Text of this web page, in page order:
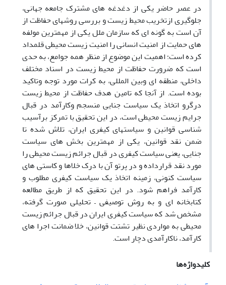
در عصر حاضر یکی از دغدغه های مشترک جامعه جهانی،
جلوگیری ازتخریب محیط زیست و بررسی روشهای حفاظت از
آن است به گونه ای که سازمان ملل یکی از مهمترین مولفه
های حمایت از امنیت انسانی را امنیت زیست محیطی قلمداد
کرده است؛ اهمیت این موضوع از منظر همه جوامع، به حدی
است که ضرورت حفاظت از محیط زیست در اسناد مختلف
داخلی، منطقه ای وبین المللی، به کرات مورد توجه وتاکید
بوده است. از آنجا که تامین هدف حفاظت از محیط زیست
درگرو اتخاذ یک سیاست جنایی منسجم وکارآمد در قبال
جرایم زیست محیطی است، در این تحقیق با تمرکز برآسیب
شناسی قوانین و سیاستهای کیفری ایران، تلاش شده تا
ضمن نقد قوانین، یکی از مهمترین بخش های سیاست
جنایی، یعنی سیاست کیفری در قبال جرائم زیست محیطی را
مورد نقد قرارداده و در پرتو آن با درک خلاها و کاستی های
سیاست کنونی، زمینه اتخاذ یک سیاست کیفری مطلوب و
کارآمد فراهم شود. در این تحقیق که از طریق مطالعه
کتابخانه ای و به روش توصیفی – تحلیلی صورت گرفته،
مشخص شد که سیاست کیفری ایران در قبال جرائم زیست
محیطی به مواردی نظیر تشتت قوانین، خلا ضمانت اجرا های
کارآمد، ناکارآمدی دچار است.
کلیدواژه‌ها